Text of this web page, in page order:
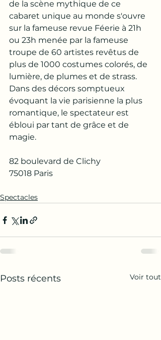
de la scène mythique de ce
cabaret unique au monde s'ouvre
sur la fameuse revue Féerie à 21h
ou 23h menée par la fameuse
troupe de 60 artistes revêtus de
plus de 1000 costumes colorés, de
lumière, de plumes et de strass.
Dans des décors somptueux
évoquant la vie parisienne la plus
romantique, le spectateur est
ébloui par tant de grâce et de
magie.
82 boulevard de Clichy
75018 Paris
Spectacles
Posts récents Voir tout